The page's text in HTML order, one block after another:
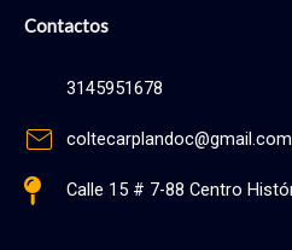
Contactos
3145951678
coltecarplandoc@gmail.com
Calle 15 # 7-88 Centro